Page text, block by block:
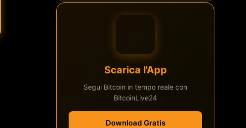
Scarica l'App
Segui Bitcoin in tempo reale con
BitcoinLive24
Download Gratis